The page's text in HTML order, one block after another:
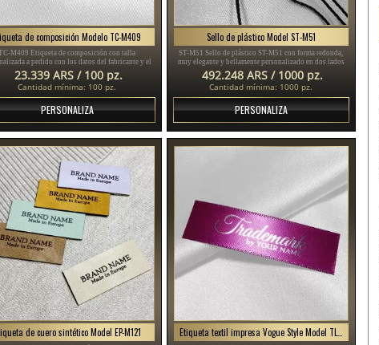
de composición Modelo TC-M409
M409 Etiqueta de composición con talla
a pedido con los datos del fabricante y el
material, para coser en ropa o prendas diversas.
23.339 ARS / 100 pz.
Cantidad mínima: 100 pz.
PERSONALIZA
Sello de plástico Model ST-M51
ST-M51 Sello de plástico ST-M51 con forma redonda,
muy elegante y bellamente personalizado en dos lados
con el nombre o emblema de la marca, adecuado para
ropa, zapatos, bolsos, etc.
492.248 ARS / 1000 pz.
Cantidad mínima: 1000 pz.
PERSONALIZA
de cuero sintético Model EP-M121